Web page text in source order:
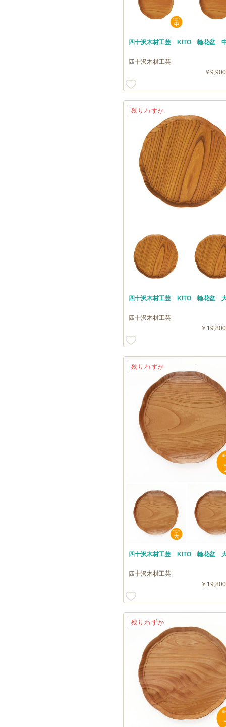
四十沢木材工芸 KITO 輪花盆
四十沢木材工芸
￥
四十沢木材工芸 KITO 輪花盆
四十沢木材工芸
￥
送料無料
残りわずか
四十沢木材工芸 KITO 輪花盆
四十沢木材工芸
￥
送料無料
残りわずか
送料無料
残りわずか